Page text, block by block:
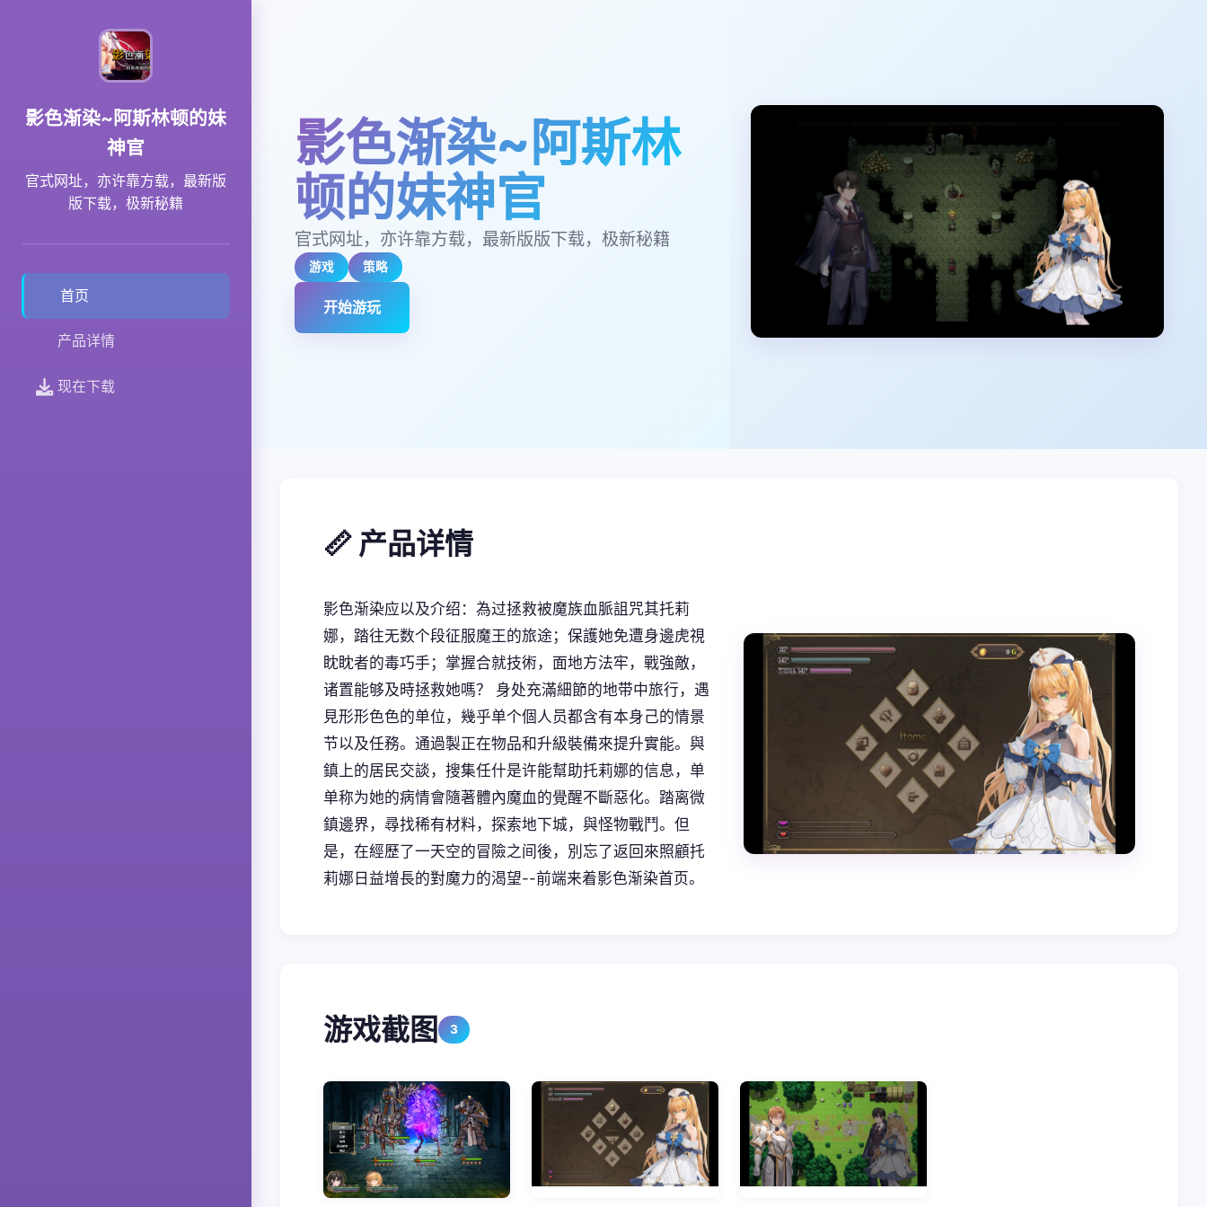
影色渐染~阿斯林顿的妹
神官
官式网址，亦许靠方载，最新版
版下载，极新秘籍
首页
产品详情
现在下载
影色渐染~阿斯林
顿的妹神官
官式网址，亦许靠方载，最新版版下载，极新秘籍
游戏 策略
开始游玩
📏 产品详情
影色渐染应以及介绍：為过拯救被魔族血脈詛咒其托莉
娜，踏往无数个段征服魔王的旅途；保護她免遭身邊虎視
眈眈者的毒巧手；掌握合就技術，面地方法牢，戰強敵，
诸置能够及時拯救她嗎？ 身处充滿細節的地带中旅行，遇
見形形色色的单位，幾乎单个個人员都含有本身己的情景
节以及任務。通過製正在物品和升級裝備來提升實能。與
鎮上的居民交談，搜集任什是许能幫助托莉娜的信息，单
单称为她的病情會隨著體內魔血的覺醒不斷惡化。踏离微
鎮邊界，尋找稀有材料，探索地下城，與怪物戰鬥。但
是，在經歷了一天空的冒險之间後，別忘了返回來照顧托
莉娜日益增長的對魔力的渴望--前端来着影色渐染首页。
游戏截图 3